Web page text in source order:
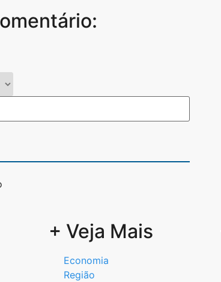
+ Veja Mais
Economia
Região